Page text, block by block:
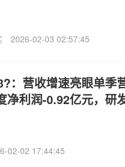
2026-02-03 02:57:45
：营收增速亮眼单季
净利润-0.92亿元，研
02-02 17:44:45